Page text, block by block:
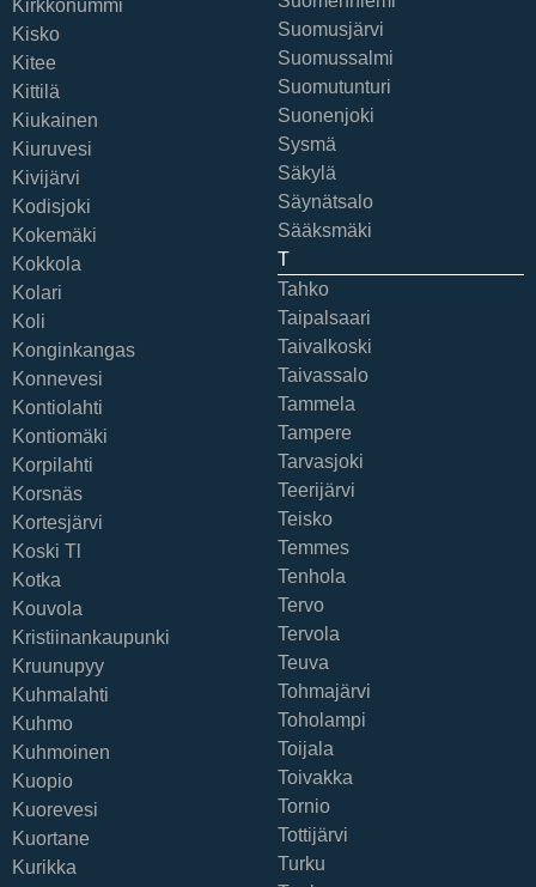
Kirkkonummi
Kisko
Kitee
Kittilä
Kiukainen
Kiuruvesi
Kivijärvi
Kodisjoki
Kokemäki
Kokkola
Kolari
Koli
Konginkangas
Konnevesi
Kontiolahti
Kontiomäki
Korpilahti
Korsnäs
Kortesjärvi
Koski Tl
Kotka
Kouvola
Kristiinankaupunki
Kruunupyy
Kuhmalahti
Kuhmo
Kuhmoinen
Kuopio
Kuorevesi
Kuortane
Kurikka
Suomusjärvi
Suomussalmi
Suomutunturi
Suonenjoki
Sysmä
Säkylä
Säynätsalo
Sääksmäki
T
Tahko
Taipalsaari
Taivalkoski
Taivassalo
Tammela
Tampere
Tarvasjoki
Teerijärvi
Teisko
Temmes
Tenhola
Tervo
Tervola
Teuva
Tohmajärvi
Toholampi
Toijala
Toivakka
Tornio
Tottijärvi
Turku